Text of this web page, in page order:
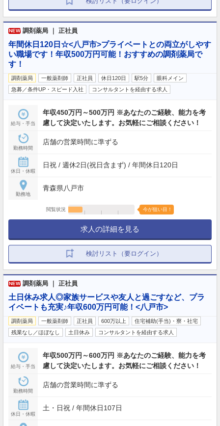
NEW 調剤薬局 ｜ 正社員
年間休日120日☆<八戸市>プライベートとの両立がしやす
い職場です！年収500万円可能！おすすめの調剤薬局で
す！
調剤薬局 一般薬剤師 正社員 休日120日 駅5分
眼科メイン
急募／条件UP・スピード入社
コンサルタントを経由する求人
給与・手当
年収450万円～500万円 ※あなたのご経験、能力を考
慮して決定いたします。お気軽にご相談ください！
勤務時間
店舗の営業時間に準ずる
休日・休暇
日祝 / 週休2日(祝日含まず) / 年間休日120日
勤務地
青森県八戸市
閲覧状況 今が狙い目！
求人の詳細を見る
検討リスト（要ログイン）
NEW 調剤薬局 ｜ 正社員
土日休み求人◎家族サービスや友人と過ごすなど、プラ
イベートも充実♪年収600万円可能！<八戸市>
調剤薬局 一般薬剤師 正社員 600万以上
住宅補助(手当)・寮・社宅
残業なし／ほぼなし
土日休み コンサルタントを経由する求人
給与・手当
年収500万円～600万円 ※あなたのご経験、能力を考
慮して決定いたします。お気軽にご相談ください！
勤務時間
店舗の営業時間に準ずる
休日・休暇
土・日祝 / 年間休日107日